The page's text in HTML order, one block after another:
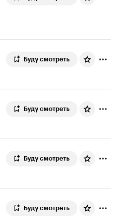
Буду смотреть
Буду смотреть
Буду смотреть
Буду смотреть